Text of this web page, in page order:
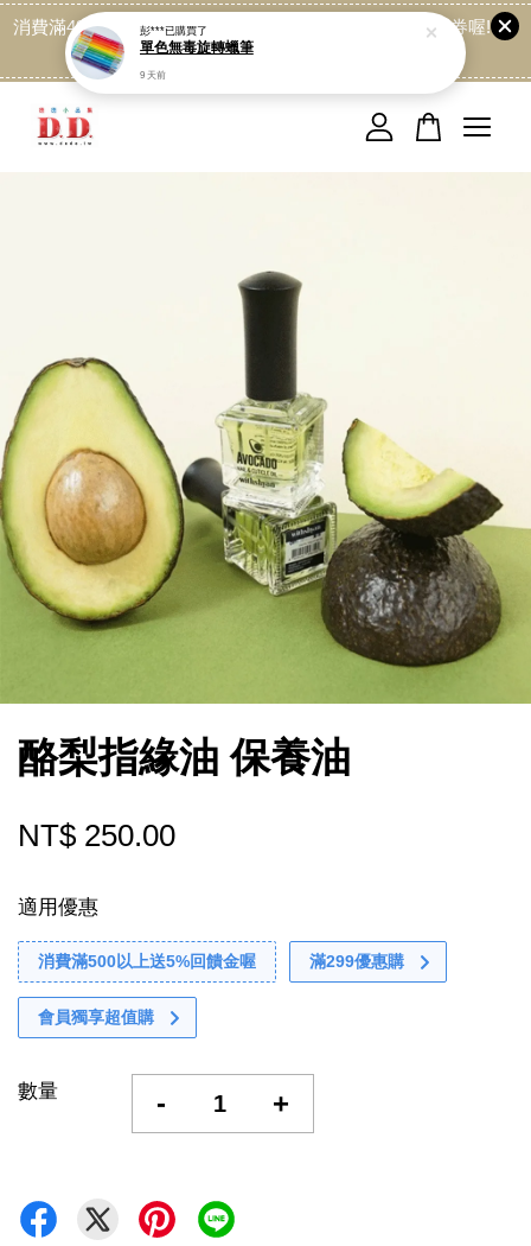
消費滿499免運喔, 記得加LINE:@dede168 領取專屬折扣券喔!
點我
酪梨指緣油 保養油
NT$ 250.00
適用優惠
消費滿500以上送5%回饋金喔 滿299優惠購
會員獨享超值購
數量 - +
您的購物車目前還是空的。